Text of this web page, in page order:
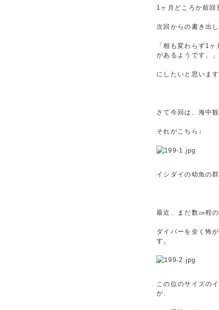
1ヶ月どころか前
次回からの書き出
「相も変わらず1
があるようです。」
にしたいと思いま
さて今回は、海中
それがこちら↓
イシダイの幼魚の
最近、まだ数㎝程
ダイバーを全く怖
す。
この位のサイズの
が、